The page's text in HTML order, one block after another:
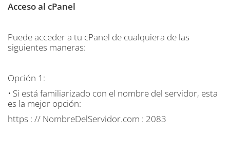
Acceso al cPanel
Puede acceder a tu cPanel de cualquiera de las
siguientes maneras:
Opción 1:
• Si está familiarizado con el nombre del servidor, esta
es la mejor opción:
https : // NombreDelServidor.com : 2083